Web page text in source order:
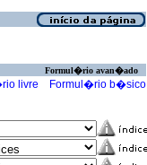
Formul�rio avan�ado
livre Formul�rio b�sico